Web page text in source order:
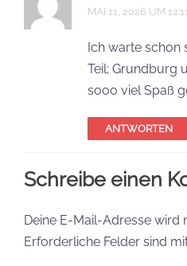
MAI 11, 2026 UM
Ich warte schon
Teil; Grundburg
sooo viel Spaß
ANTWORTEN
Schreibe einen
Deine E-Mail-Adresse wird
Erforderliche Felder sind